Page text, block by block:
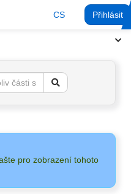
CS Přihlásit
pro zobrazení tohoto